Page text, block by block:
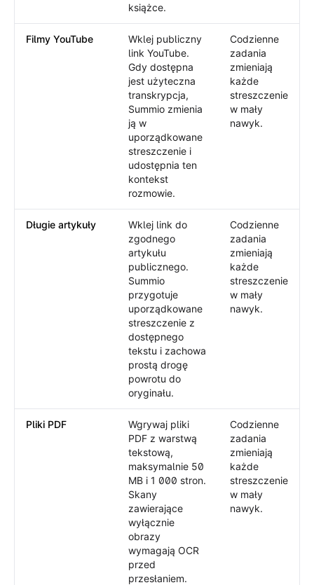
książce.
Filmy YouTube
Wklej publiczny
link YouTube.
Gdy dostępna
jest użyteczna
transkrypcja,
Summio zmienia
ją w
uporządkowane
streszczenie i
udostępnia ten
kontekst
rozmowie.
Codzienne
zadania
zmieniają
każde
streszczenie
w mały
nawyk.
Długie artykuły
Wklej link do
zgodnego
artykułu
publicznego.
Summio
przygotuje
uporządkowane
streszczenie z
dostępnego
tekstu i zachowa
prostą drogę
powrotu do
oryginału.
Codzienne
zadania
zmieniają
każde
streszczenie
w mały
nawyk.
Pliki PDF
Wgrywaj pliki
PDF z warstwą
tekstową,
maksymalnie 50
MB i 1 000 stron.
Skany
zawierające
wyłącznie
obrazy
wymagają OCR
przed
przesłaniem.
Codzienne
zadania
zmieniają
każde
streszczenie
w mały
nawyk.